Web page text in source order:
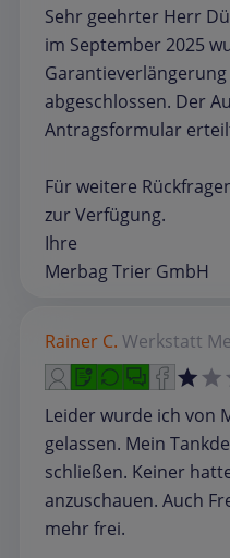
Sehr geehrter Herr
im September 2025
abgeschlossen. Der
Antragsformular
Für weitere
zur Verfügung.
Ihre
Merbag Trier GmbH
Rainer C. Werkstatt
Leider wurde ich von
gelassen. Mein
schließen. Keiner
anzuschauen. Auch
mehr frei.